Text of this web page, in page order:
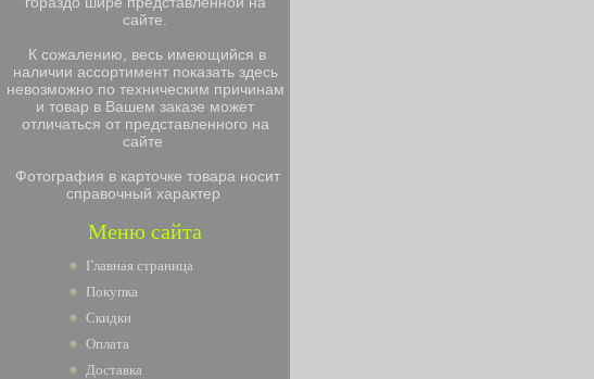
сайте.
К сожалению, весь имеющийся в
наличии ассортимент показать здесь
невозможно по техническим причинам
и товар в Вашем заказе может
отличаться от представленного на
сайте
Фотография в карточке товара носит
справочный характер
Меню сайта
Главная страница
Покупка
Скидки
Оплата
Доставка